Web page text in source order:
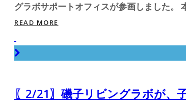
グラボサポートオフィスが参画しました。
READ MORE
〖2/21〗磯子リビングラボが、